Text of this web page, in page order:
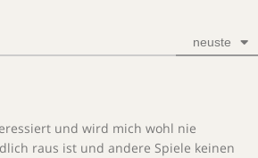
neuste
und wird mich wohl nie
raus ist und andere Spiele keinen